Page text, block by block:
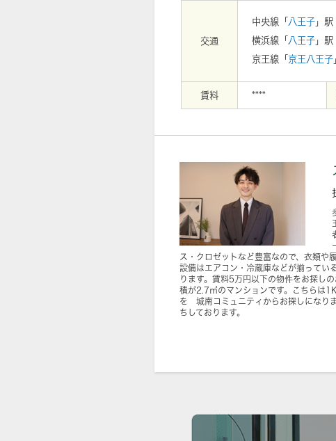
交通
中央線「 八王子 」
横浜線「 八王子 」
京王線「 京王八王子
賃料 ****
ス・クロゼットなど豊富なので、衣類や
設備はエアコン・冷蔵庫などが揃ってい
ります。賃料5万円以下の物件をお探し
積が2.7㎡のマンションです。こちらは
を 城南コミュニティからお探しになり
ちしております。